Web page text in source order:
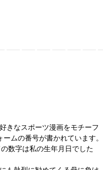
きなスポーツ漫画をモチーフ
ムの番号が書かれています。
数字は私の生年月日でした